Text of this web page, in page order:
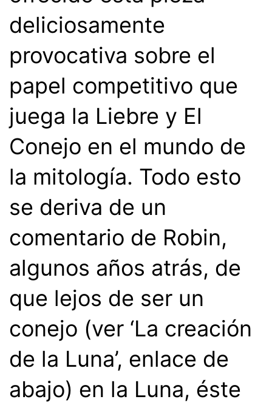
deliciosamente
provocativa sobre el
papel competitivo que
juega la Liebre y El
Conejo en el mundo de
la mitología. Todo esto
se deriva de un
comentario de Robin,
algunos años atrás, de
que lejos de ser un
conejo (ver ‘La creación
de la Luna’, enlace de
abajo) en la Luna, éste